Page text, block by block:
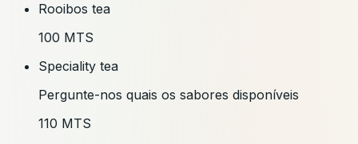
Rooibos tea
100 MTS
Speciality tea
Pergunte-nos quais os sabores disponíveis
110 MTS